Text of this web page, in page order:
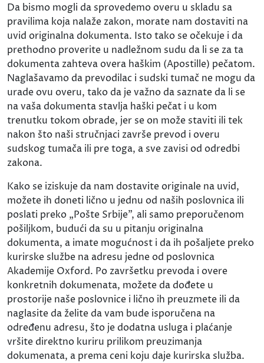
Da bismo mogli da sprovedemo overu u skladu sa
pravilima koja nalaže zakon, morate nam dostaviti na
uvid originalna dokumenta. Isto tako se očekuje i da
prethodno proverite u nadležnom sudu da li se za ta
dokumenta zahteva overa haškim (Apostille) pečatom.
Naglašavamo da prevodilac i sudski tumač ne mogu da
urade ovu overu, tako da je važno da saznate da li se
na vaša dokumenta stavlja haški pečat i u kom
trenutku tokom obrade, jer se on može staviti ili tek
nakon što naši stručnjaci završe prevod i overu
sudskog tumača ili pre toga, a sve zavisi od odredbi
zakona.
Kako se iziskuje da nam dostavite originale na uvid,
možete ih doneti lično u jednu od naših poslovnica ili
poslati preko „Pošte Srbije", ali samo preporučenom
pošiljkom, budući da su u pitanju originalna
dokumenta, a imate mogućnost i da ih pošaljete preko
kurirske službe na adresu jedne od poslovnica
Akademije Oxford. Po završetku prevoda i overe
konkretnih dokumenata, možete da dođete u
prostorije naše poslovnice i lično ih preuzmete ili da
naglasite da želite da vam bude isporučena na
određenu adresu, što je dodatna usluga i plaćanje
vršite direktno kuriru prilikom preuzimanja
dokumenata, a prema ceni koju daje kurirska služba.